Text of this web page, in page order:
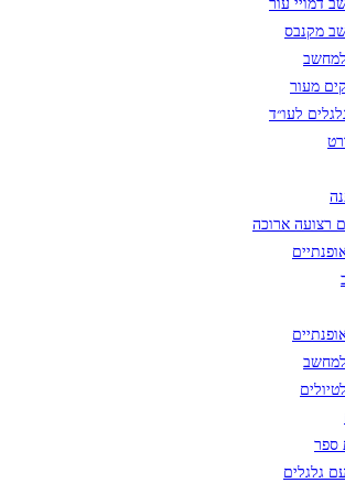
דמויי עור
מקנבס
למחשב
מעור
לעו״ד
רצועה ארוכה
למחשב
ספר
גלגלים